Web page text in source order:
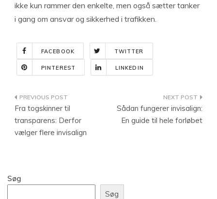
ikke kun rammer den enkelte, men også sætter tanker
i gang om ansvar og sikkerhed i trafikken.
FACEBOOK TWITTER
PINTEREST LINKEDIN
Indlægsnavigation
Fra togskinner til
transparens: Derfor
vælger flere invisalign
Sådan fungerer invisalign:
En guide til hele forløbet
Søg
Søg